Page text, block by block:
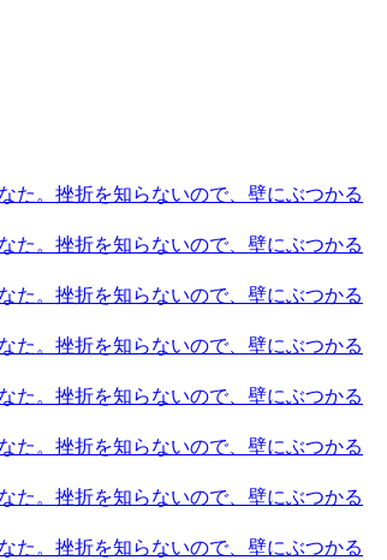
た。挫折を知らないので、壁にぶつかる
た。挫折を知らないので、壁にぶつかる
た。挫折を知らないので、壁にぶつかる
た。挫折を知らないので、壁にぶつかる
た。挫折を知らないので、壁にぶつかる
た。挫折を知らないので、壁にぶつかる
た。挫折を知らないので、壁にぶつかる
た。挫折を知らないので、壁にぶつかる